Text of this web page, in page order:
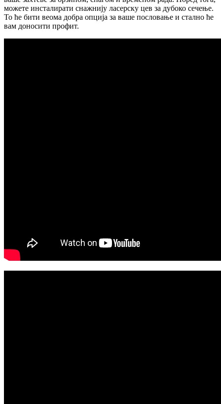
можете инсталирати снажнију ласерску цев за дубоко сечење.
То ће бити веома добра опција за ваше пословање и стално ће
вам доносити профит.